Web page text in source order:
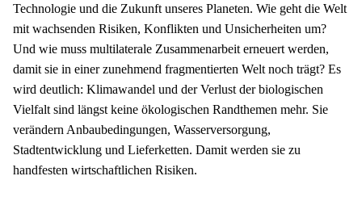
Technologie und die Zukunft unseres Planeten. Wie geht die Welt
mit wachsenden Risiken, Konflikten und Unsicherheiten um?
Und wie muss multilaterale Zusammenarbeit erneuert werden,
damit sie in einer zunehmend fragmentierten Welt noch trägt? Es
wird deutlich: Klimawandel und der Verlust der biologischen
Vielfalt sind längst keine ökologischen Randthemen mehr. Sie
verändern Anbaubedingungen, Wasserversorgung,
Stadtentwicklung und Lieferketten. Damit werden sie zu
handfesten wirtschaftlichen Risiken.